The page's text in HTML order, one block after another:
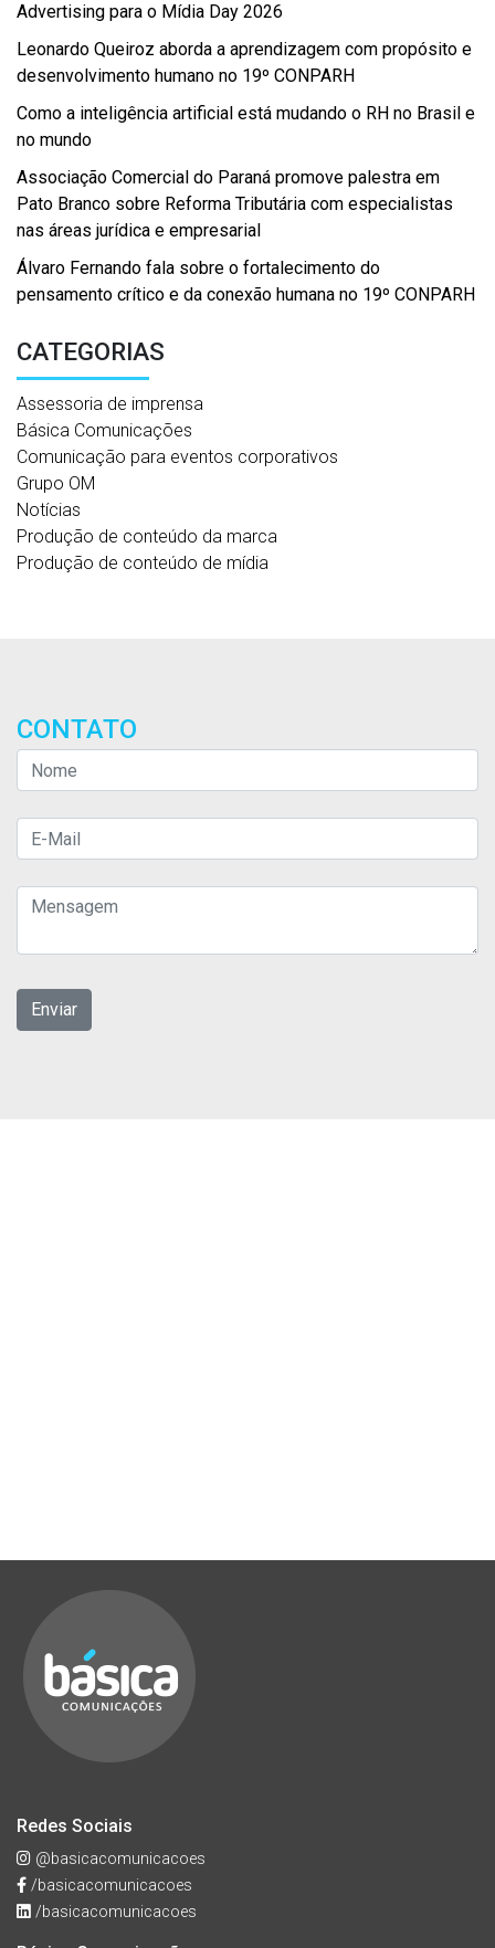
Advertising para o Mídia Day 2026
Leonardo Queiroz aborda a aprendizagem com propósito e
desenvolvimento humano no 19º CONPARH
Como a inteligência artificial está mudando o RH no Brasil e
no mundo
Associação Comercial do Paraná promove palestra em
Pato Branco sobre Reforma Tributária com especialistas
nas áreas jurídica e empresarial
Álvaro Fernando fala sobre o fortalecimento do
pensamento crítico e da conexão humana no 19º CONPARH
CATEGORIAS
Assessoria de imprensa
Básica Comunicações
Comunicação para eventos corporativos
Grupo OM
Notícias
Produção de conteúdo da marca
Produção de conteúdo de mídia
CONTATO
Redes Sociais
@basicacomunicacoes
/basicacomunicacoes
/basicacomunicacoes